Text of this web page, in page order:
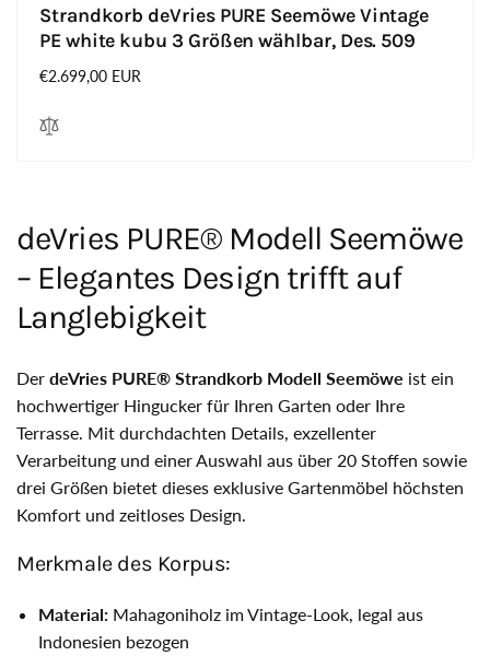
Strandkorb deVries PURE Seemöwe Vintage
PE white kubu 3 Größen wählbar, Des. 509
Normaler
€2.699,00 EUR
deVries PURE® Modell Seemöwe
– Elegantes Design trifft auf
Langlebigkeit
Der deVries PURE® Strandkorb Modell Seemöwe ist ein
hochwertiger Hingucker für Ihren Garten oder Ihre
Terrasse. Mit durchdachten Details, exzellenter
Verarbeitung und einer Auswahl aus über 20 Stoffen sowie
drei Größen bietet dieses exklusive Gartenmöbel höchsten
Komfort und zeitloses Design.
Merkmale des Korpus:
Material: Mahagoniholz im Vintage-Look, legal aus
Indonesien bezogen